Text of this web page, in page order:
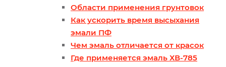
Области применения грунтовок
Как ускорить время высыхания
эмали ПФ
Чем эмаль отличается от красок
Где применяется эмаль ХВ-785